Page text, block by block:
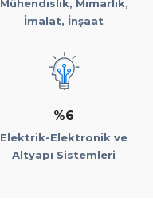
Mühendislik, Mimarlık,
İmalat, İnşaat
%6
Elektrik-Elektronik ve
Altyapı Sistemleri